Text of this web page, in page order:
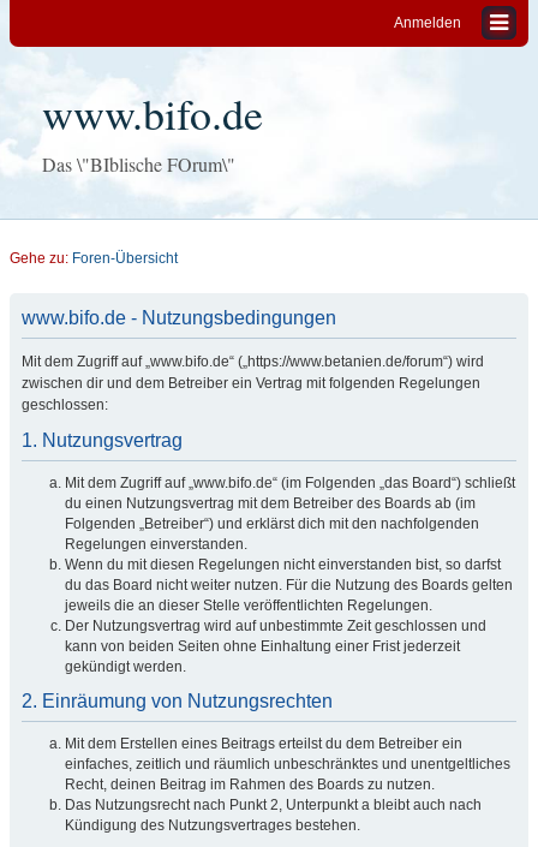
Anmelden
www.bifo.de
Das \"BIblische FOrum\"
Gehe zu: Foren-Übersicht
www.bifo.de - Nutzungsbedingungen
Mit dem Zugriff auf „www.bifo.de“ („https://www.betanien.de/forum“) wird
zwischen dir und dem Betreiber ein Vertrag mit folgenden Regelungen
geschlossen:
1. Nutzungsvertrag
Mit dem Zugriff auf „www.bifo.de“ (im Folgenden „das Board“) schließt
du einen Nutzungsvertrag mit dem Betreiber des Boards ab (im
Folgenden „Betreiber“) und erklärst dich mit den nachfolgenden
Regelungen einverstanden.
Wenn du mit diesen Regelungen nicht einverstanden bist, so darfst
du das Board nicht weiter nutzen. Für die Nutzung des Boards gelten
jeweils die an dieser Stelle veröffentlichten Regelungen.
Der Nutzungsvertrag wird auf unbestimmte Zeit geschlossen und
kann von beiden Seiten ohne Einhaltung einer Frist jederzeit
gekündigt werden.
2. Einräumung von Nutzungsrechten
Mit dem Erstellen eines Beitrags erteilst du dem Betreiber ein
einfaches, zeitlich und räumlich unbeschränktes und unentgeltliches
Recht, deinen Beitrag im Rahmen des Boards zu nutzen.
Das Nutzungsrecht nach Punkt 2, Unterpunkt a bleibt auch nach
Kündigung des Nutzungsvertrages bestehen.